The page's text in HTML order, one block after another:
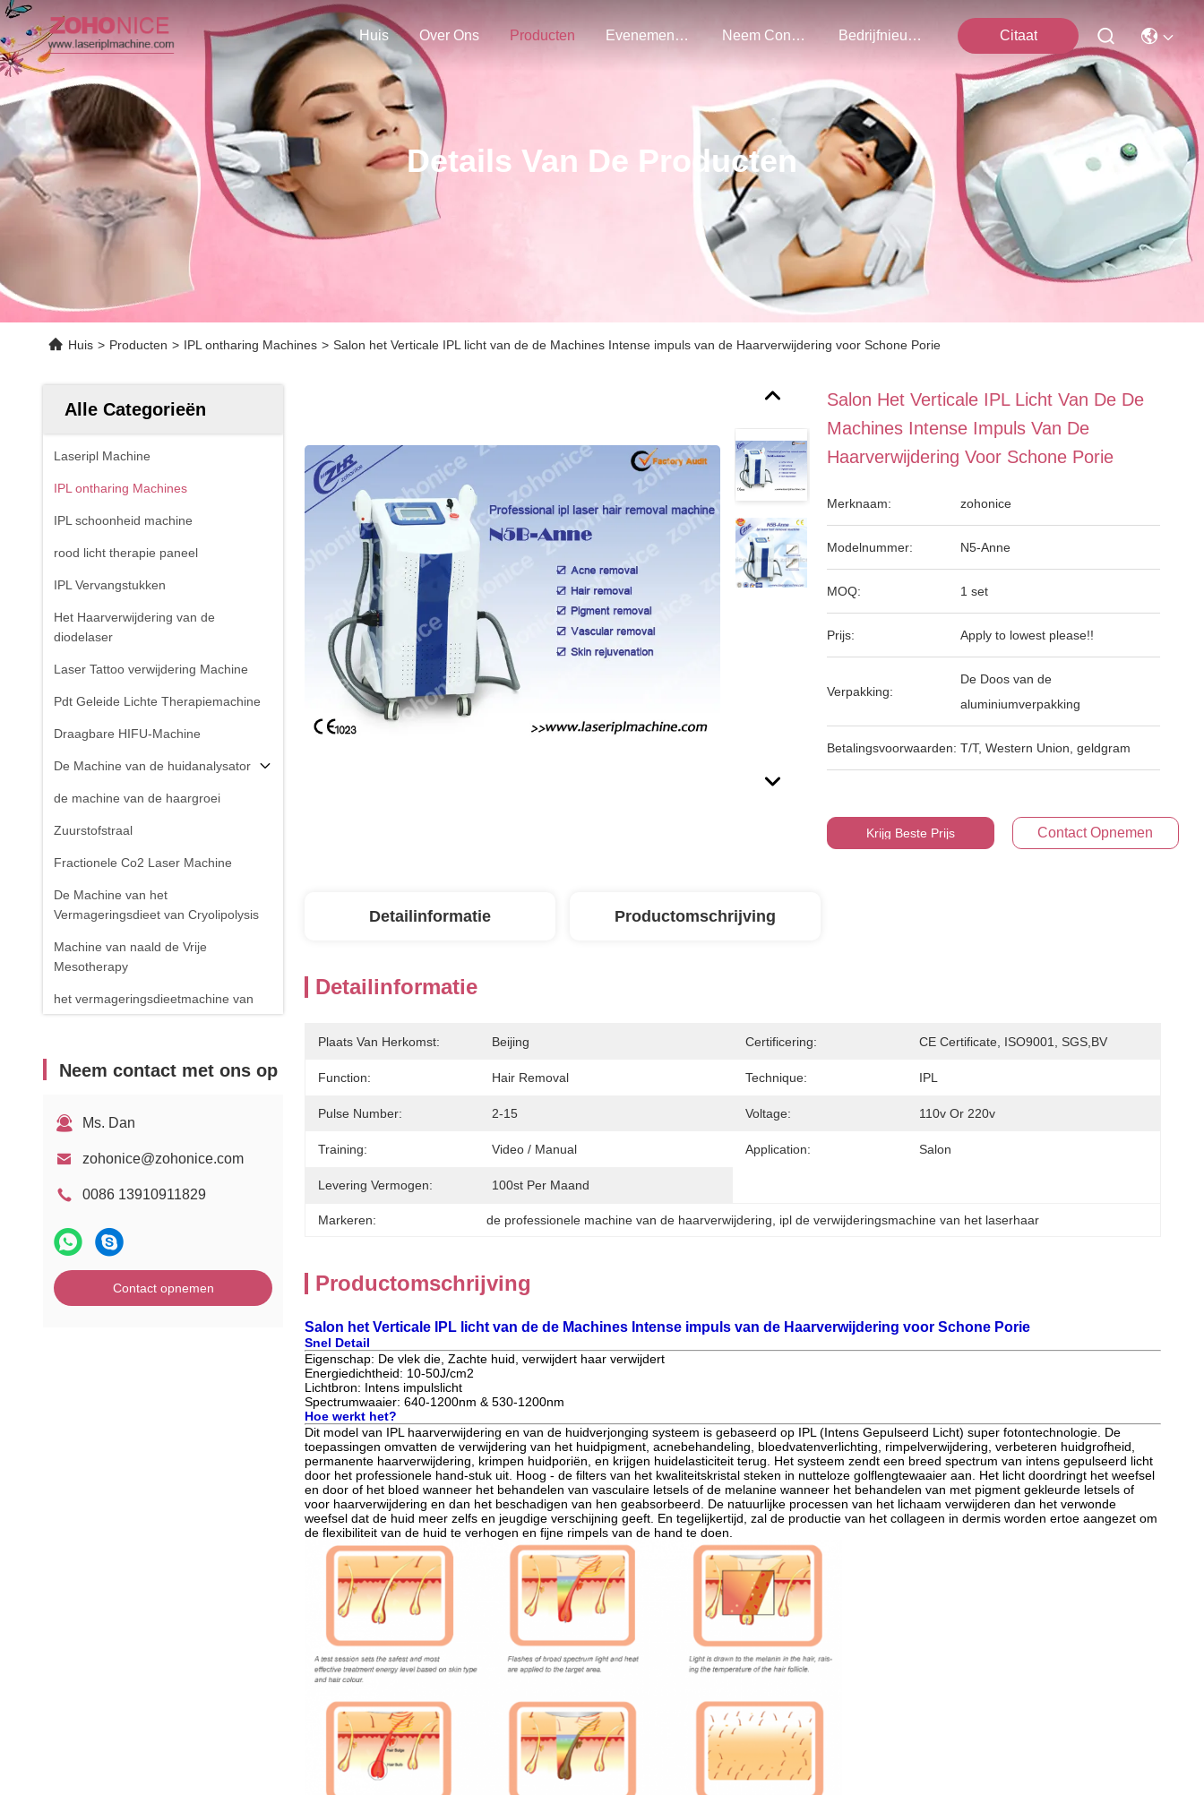
Huis Over Ons Producten Evenementen Neem Contact Met Ons Op Bedrijfnieuws Citaat
Details Van De Producten
Huis > Producten > IPL ontharing Machines > Salon het Verticale IPL licht van de de Machines Intense impuls van de Haarverwijdering voor Schone Porie
Alle Categorieën
Laseripl Machine
IPL ontharing Machines
IPL schoonheid machine
rood licht therapie paneel
IPL Vervangstukken
Het Haarverwijdering van de
diodelaser
Laser Tattoo verwijdering Machine
Pdt Geleide Lichte Therapiemachine
Draagbare HIFU-Machine
De Machine van de huidanalysator
de machine van de haargroei
Zuurstofstraal
Fractionele Co2 Laser Machine
De Machine van het
Vermageringsdieet van Cryolipolysis
Machine van naald de Vrije
Mesotherapy
het vermageringsdieetmachine van
het cavitatielichaam
spinader
Fysiotherapieapparaat
1470nm diodelaser
Neem contact met ons op
Ms. Dan
zohonice@zohonice.com
0086 13910911829
Contact opnemen
Salon Het Verticale IPL Licht Van De De
Machines Intense Impuls Van De
Haarverwijdering Voor Schone Porie
Merknaam: zohonice
Modelnummer: N5-Anne
MOQ: 1 set
Prijs: Apply to lowest please!!
Verpakking:
De Doos van de
aluminiumverpakking
Betalingsvoorwaarden: T/T, Western Union, geldgram
Krijg Beste Prijs Contact Opnemen
Detailinformatie Productomschrijving
Detailinformatie
Plaats Van Herkomst: Beijing Certificering: CE Certificate, ISO9001, SGS,BV
Function: Hair Removal Technique: IPL
Pulse Number: 2-15 Voltage: 110v Or 220v
Training: Video / Manual Application: Salon
Levering Vermogen: 100st Per Maand
Markeren: de professionele machine van de haarverwijdering ipl de verwijderingsmachine van het laserhaar
Productomschrijving
Salon het Verticale IPL licht van de de Machines Intense impuls van de Haarverwijdering voor Schone Porie
Snel Detail
Eigenschap: De vlek die, Zachte huid, verwijdert haar verwijdert
Energiedichtheid: 10-50J/cm2
Lichtbron: Intens impulslicht
Spectrumwaaier: 640-1200nm & 530-1200nm
Hoe werkt het?
Dit model van IPL haarverwijdering en van de huidverjonging systeem is gebaseerd op IPL (Intens Gepulseerd Licht) super fotontechnologie. De
toepassingen omvatten de verwijdering van het huidpigment, acnebehandeling, bloedvatenverlichting, rimpelverwijdering, verbeteren huidgrofheid,
permanente haarverwijdering, krimpen huidporiën, en krijgen huidelasticiteit terug. Het systeem zendt een breed spectrum van intens gepulseerd licht
door het professionele hand-stuk uit. Hoog - de filters van het kwaliteitskristal steken in nutteloze golflengtewaaier aan. Het licht doordringt het weefsel
en door of het bloed wanneer het behandelen van vasculaire letsels of de melanine wanneer het behandelen van met pigment gekleurde letsels of
voor haarverwijdering en dan het beschadigen van hen geabsorbeerd. De natuurlijke processen van het lichaam verwijderen dan het verwonde
weefsel dat de huid meer zelfs en jeugdige verschijning geeft. En tegelijkertijd, zal de productie van het collageen in dermis worden ertoe aangezet om
de flexibiliteit van de huid te verhogen en fijne rimpels van de hand te doen.